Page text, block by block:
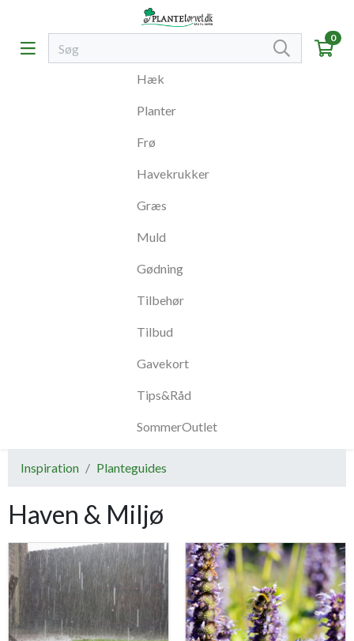
0
Hæk
Planter
Frø
Havekrukker
Græs
Muld
Gødning
Tilbehør
Tilbud
Gavekort
Tips&Råd
SommerOutlet
Inspiration Planteguides
Haven & Miljø